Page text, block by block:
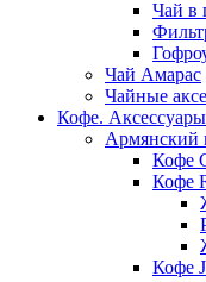
Чай в
Чай Амарас
Чайные
Кофе. Аксессуары
Армянский
Кофе
Кофе
Кофе